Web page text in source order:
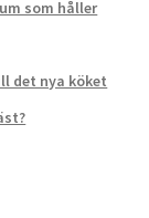
som håller
det nya köket